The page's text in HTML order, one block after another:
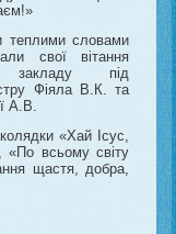
теплими словами
свої вітання
закладу під
Фіяла В.К. та
А.В.
«Хай Ісус,
«По всьому світу
щастя, добра,